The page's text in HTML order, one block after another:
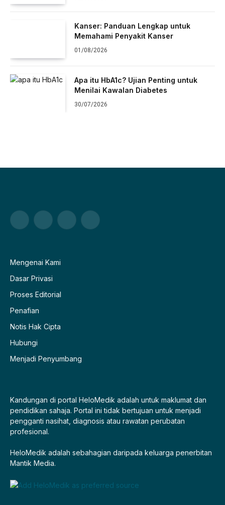
Kanser: Panduan Lengkap untuk
Memahami Penyakit Kanser
01/08/2026
Apa itu HbA1c? Ujian Penting untuk
Menilai Kawalan Diabetes
30/07/2026
Facebook Pinterest WhatsApp
Mengenai Kami
Dasar Privasi
Proses Editorial
Penafian
Notis Hak Cipta
Hubungi
Menjadi Penyumbang
Kandungan di portal HeloMedik adalah untuk maklumat dan
pendidikan sahaja. Portal ini tidak bertujuan untuk menjadi
pengganti nasihat, diagnosis atau rawatan perubatan
profesional.
HeloMedik adalah sebahagian daripada keluarga penerbitan
Mantik Media.